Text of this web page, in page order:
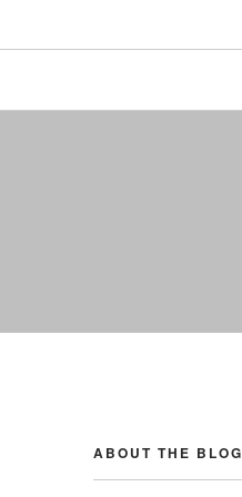
ABOUT THE BLOG